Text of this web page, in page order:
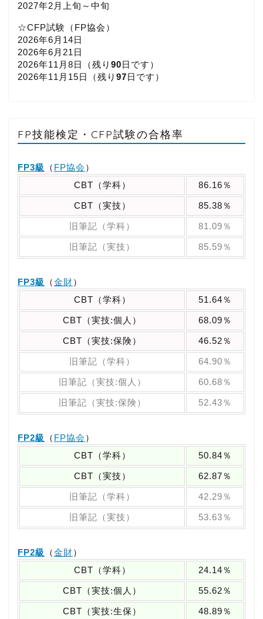
2027年2月上旬～中旬
☆CFP試験（FP協会）
2026年6月14日
2026年6月21日
2026年11月8日（残り 90日です）
2026年11月15日（残り 97日です）
FP技能検定・CFP試験の合格率
FP3級 （ FP協会 ）
CBT（学科）
86.16％
CBT（実技） 85.38％
旧筆記（学科） 81.09％
旧筆記（実技） 85.59％
FP3級 （金財）
CBT（学科）
51.64％
CBT（実技:個人） 68.09％
CBT（実技:保険） 46.52％
旧筆記（学科） 64.90％
旧筆記（実技:個人） 60.68％
旧筆記（実技:保険） 52.43％
FP2級 （ FP協会 ）
CBT（学科）
50.84％
CBT（実技） 62.87％
旧筆記（学科） 42.29％
旧筆記（実技） 53.63％
FP2級 （金財）
CBT（学科）
24.14％
CBT（実技:個人） 55.62％
CBT（実技:生保） 48.89％